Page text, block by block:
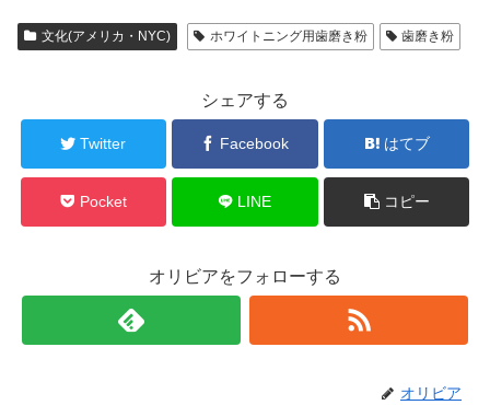
文化(アメリカ・NYC) ホワイトニング用歯磨き粉 歯磨き粉
シェアする
Twitter Facebook はてブ
Pocket LINE コピー
オリビアをフォローする
オリビア